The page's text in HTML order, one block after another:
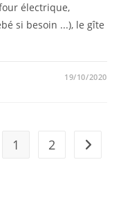
électrique,
si besoin ...), le gîte
19/10/2020
1 2 Aller à